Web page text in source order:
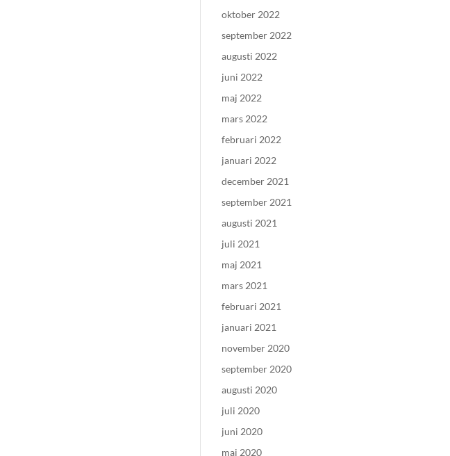
oktober 2022
september 2022
augusti 2022
juni 2022
maj 2022
mars 2022
februari 2022
januari 2022
december 2021
september 2021
augusti 2021
juli 2021
maj 2021
mars 2021
februari 2021
januari 2021
november 2020
september 2020
augusti 2020
juli 2020
juni 2020
maj 2020